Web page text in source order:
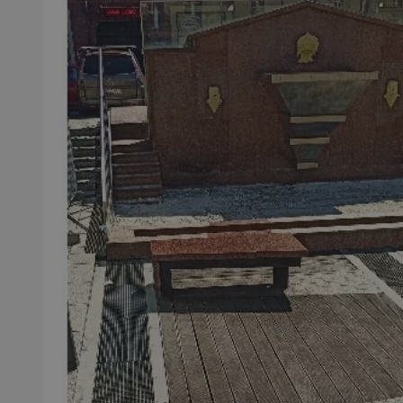
QeSessID
__cf_bm
__cf_bm